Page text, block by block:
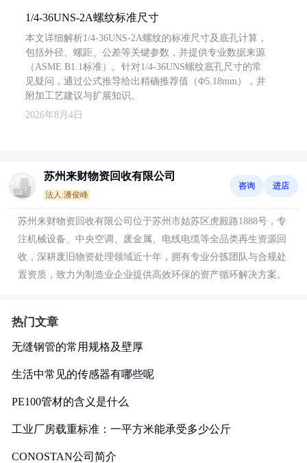
1/4-36UNS-2A螺纹标准尺寸
本文详细解析1/4-36UNS-2A螺纹的标准尺寸及底孔计算，
包括外径、螺距、公差等关键参数，并提供专业数据来源
（ASME B1.1标准）。针对1/4-36UNS螺纹底孔尺寸的常
见疑问，通过公式推导给出精确推荐值（Φ5.18mm），并
附加工艺建议与扩展知识。
2026年8月4日
苏州来财物资回收有限公司
法人:潘俊峰
咨询 进店
苏州来财物资回收有限公司位于苏州市姑苏区虎殿路1888号，专
注机械设备、中央空调、废金属、电线电缆等全品类再生资源回
收，深耕废旧物资处理领域近十年，拥有专业分拣团队与合规处
置资质，致力为制造业企业提供高效环保的资产循环解决方案。
热门文章
无缝钢管的常用规格及壁厚
生活中常见的传感器有哪些呢
PE100管材的含义是什么
工业厂房载重标准：一平方米能承受多少公斤
CONOSTAN公司简介